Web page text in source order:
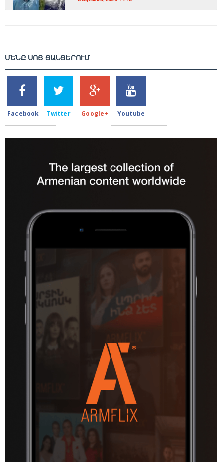
ՄԵՆՔ ՍՈՑ ՑԱՆՑԵՐՈՒՄ
2k
SHARES
Facebook
1.5k
TWEETS
Twitter
203
SHARES
Google+
620
SHARES
Youtube